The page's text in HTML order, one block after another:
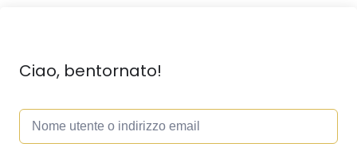
Ciao, bentornato!